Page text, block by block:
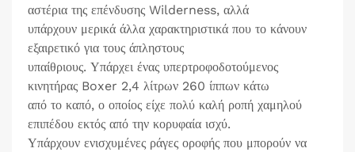
αστέρια της επένδυσης Wilderness, αλλά
υπάρχουν μερικά άλλα χαρακτηριστικά που το κάνουν
εξαιρετικό για τους άπληστους
υπαίθριους. Υπάρχει ένας υπερτροφοδοτούμενος
κινητήρας Boxer 2,4 λίτρων 260 ίππων κάτω
από το καπό, ο οποίος είχε πολύ καλή ροπή χαμηλού
επιπέδου εκτός από την κορυφαία ισχύ.
Υπάρχουν ενισχυμένες ράγες οροφής που μπορούν να